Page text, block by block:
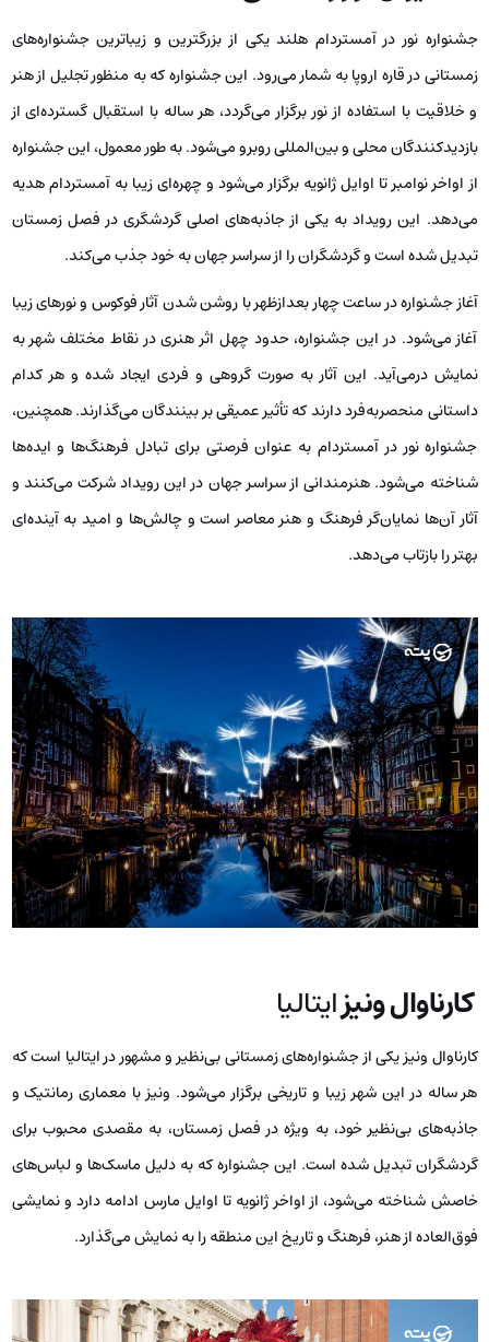
جشنواره نور در آمستردام هلند یکی از بزرگترین و زیباترین جشنواره‌های
زمستانی در قاره اروپا به شمار می‌رود. این جشنواره که به منظور تجلیل از هنر
و خلاقیت با استفاده از نور برگزار می‌گردد، هر ساله با استقبال گسترده‌ای از
بازدیدکنندگان محلی و بین‌المللی روبرو می‌شود. به طور معمول، این جشنواره
از اواخر نوامبر تا اوایل ژانویه برگزار می‌شود و چهره‌ای زیبا به آمستردام هدیه
می‌دهد. این رویداد به یکی از جاذبه‌های اصلی گردشگری در فصل زمستان
تبدیل شده است و گردشگران را از سراسر جهان به خود جذب می‌کند.
آغاز جشنواره در ساعت چهار بعدازظهر با روشن شدن آثار فوکوس و نورهای زیبا
آغاز می‌شود. در این جشنواره، حدود چهل اثر هنری در نقاط مختلف شهر به
نمایش درمی‌آید. این آثار به صورت گروهی و فردی ایجاد شده و هر کدام
داستانی منحصربه‌فرد دارند که تأثیر عمیقی بر بینندگان می‌گذارند. همچنین،
جشنواره نور در آمستردام به عنوان فرصتی برای تبادل فرهنگ‌ها و ایده‌ها
شناخته می‌شود. هنرمندانی از سراسر جهان در این رویداد شرکت می‌کنند و
آثار آن‌ها نمایان‌گر فرهنگ و هنر معاصر است و چالش‌ها و امید به آینده‌ای
بهتر را بازتاب می‌دهد.
کارناوال ونیزایتالیا
کارناوال ونیز یکی از جشنواره‌های زمستانی بی‌نظیر و مشهور در ایتالیا است که
هر ساله در این شهر زیبا و تاریخی برگزار می‌شود. ونیز با معماری رمانتیک و
جاذبه‌های بی‌نظیر خود، به ویژه در فصل زمستان، به مقصدی محبوب برای
گردشگران تبدیل شده است. این جشنواره که به دلیل ماسک‌ها و لباس‌های
خاصش شناخته می‌شود، از اواخر ژانویه تا اوایل مارس ادامه دارد و نمایشی
فوق‌العاده از هنر، فرهنگ و تاریخ این منطقه را به نمایش می‌گذارد.